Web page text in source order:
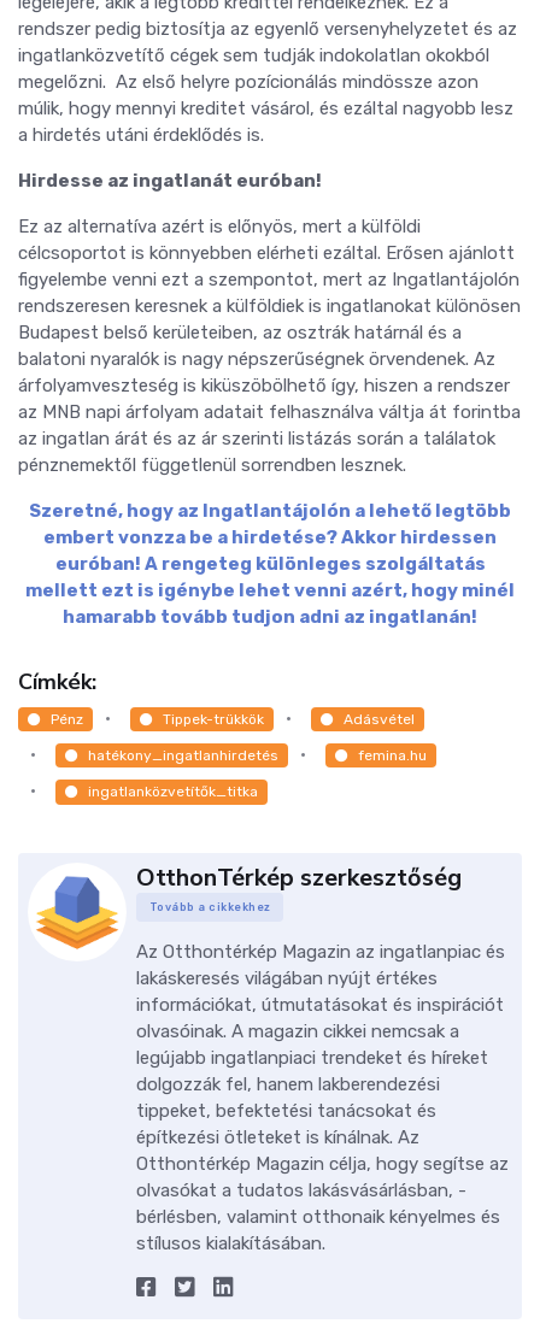
rendszer pedig biztosítja az egyenlő versenyhelyzetet és az
ingatlanközvetítő cégek sem tudják indokolatlan okokból
megelőzni. Az első helyre pozícionálás mindössze azon
múlik, hogy mennyi kreditet vásárol, és ezáltal nagyobb lesz
a hirdetés utáni érdeklődés is.
Hirdesse az ingatlanát euróban!
Ez az alternatíva azért is előnyös, mert a külföldi
célcsoportot is könnyebben elérheti ezáltal. Erősen ajánlott
figyelembe venni ezt a szempontot, mert az Ingatlantájolón
rendszeresen keresnek a külföldiek is ingatlanokat különösen
Budapest belső kerületeiben, az osztrák határnál és a
balatoni nyaralók is nagy népszerűségnek örvendenek. Az
árfolyamveszteség is kiküszöbölhető így, hiszen a rendszer
az MNB napi árfolyam adatait felhasználva váltja át forintba
az ingatlan árát és az ár szerinti listázás során a találatok
pénznemektől függetlenül sorrendben lesznek.
Szeretné, hogy az Ingatlantájolón a lehető legtöbb
embert vonzza be a hirdetése? Akkor hirdessen
euróban! A rengeteg különleges szolgáltatás
mellett ezt is igénybe lehet venni azért, hogy minél
hamarabb tovább tudjon adni az ingatlanán!
Címkék:
Pénz Tippek-trükkök Adásvétel
hatékony_ingatlanhirdetés femina.hu
ingatlanközvetítők_titka
OtthonTérkép szerkesztőség
Tovább a cikkekhez
Az Otthontérkép Magazin az ingatlanpiac és
lakáskeresés világában nyújt értékes
információkat, útmutatásokat és inspirációt
olvasóinak. A magazin cikkei nemcsak a
legújabb ingatlanpiaci trendeket és híreket
dolgozzák fel, hanem lakberendezési
tippeket, befektetési tanácsokat és
építkezési ötleteket is kínálnak. Az
Otthontérkép Magazin célja, hogy segítse az
olvasókat a tudatos lakásvásárlásban, -
bérlésben, valamint otthonaik kényelmes és
stílusos kialakításában.